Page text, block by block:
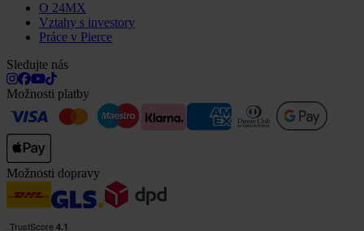
O 24MX
Vztahy s investory
Práce v Pierce
Sledujte nás
Možnosti platby
Možnosti dopravy